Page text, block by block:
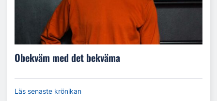
Obekväm med det bekväma
Läs senaste krönikan